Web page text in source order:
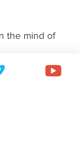
the mind of
básica da